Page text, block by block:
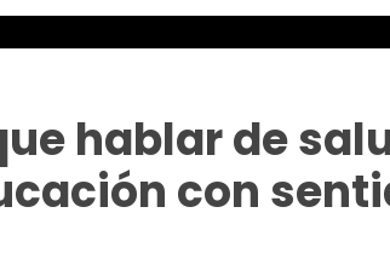
hablar de
con